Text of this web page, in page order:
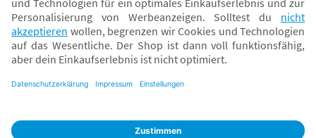
* Alle Preise inkl. MwSt. und ggf. zzgl.Versandkosten. Der dargestellte Preis gilt -
abhängig von der von dir gewählten Option - im BabyOne-Onlineshop oder bei
Abholung in dem von dir gewählten BabyOne-Franchise-Betrieb. Der für den
Onlineshop geltende Preis stellt bei einem Verkauf durch unsere Franchise-
Nehmer eine unverbindliche Preisempfehlung dar. Der Verkaufspreis der
daher von dem Verkaufspreis im Onlineshop abweichen. Angaben zu
Klarna.